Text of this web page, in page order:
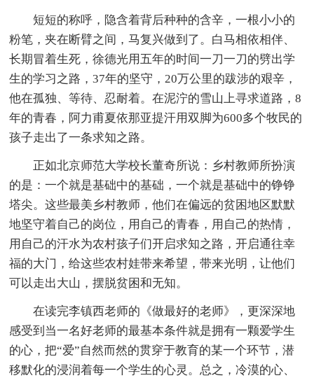
短短的称呼，隐含着背后种种的含辛，一根小小的
粉笔，夹在断臂之间，马复兴做到了。白马相依相伴、
长期冒着生死，徐德光用五年的时间一刀一刀的劈出学
生的学习之路，37年的坚守，20万公里的跋涉的艰辛，
他在孤独、等待、忍耐着。在泥泞的雪山上寻求道路，8
年的青春，阿力甫夏依那亚提汗用双脚为600多个牧民的
孩子走出了一条求知之路。
正如北京师范大学校长董奇所说：乡村教师所扮演
的是：一个就是基础中的基础，一个就是基础中的铮铮
塔尖。这些最美乡村教师，他们在偏远的贫困地区默默
地坚守着自己的岗位，用自己的青春，用自己的热情，
用自己的汗水为农村孩子们开启求知之路，开启通往幸
福的大门，给这些农村娃带来希望，带来光明，让他们
可以走出大山，摆脱贫困和无知。
在读完李镇西老师的《做最好的老师》，更深深地
感受到当一名好老师的最基本条件就是拥有一颗爱学生
的心，把“爱”自然而然的贯穿于教育的某一个环节，潜
移默化的浸润着每一个学生的心灵。总之，冷漠的心、